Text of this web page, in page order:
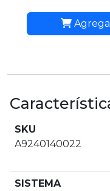
SKU
A9240140022
SISTEMA